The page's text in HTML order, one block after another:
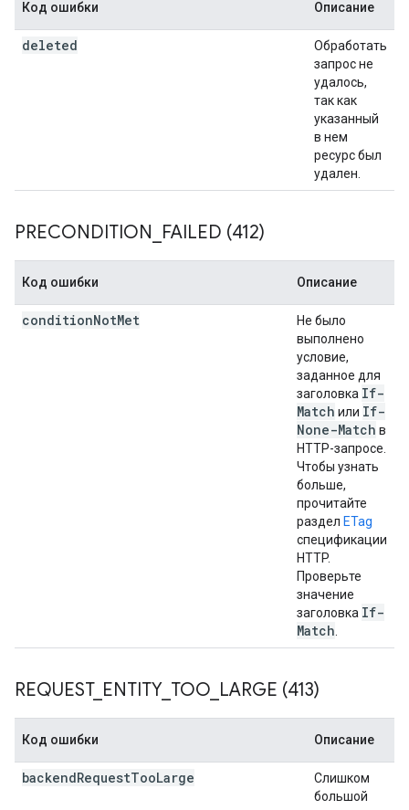
Код ошибки Описание
deleted
Обработать
запрос не
удалось,
так как
указанный
в нем
ресурс был
удален.
PRECONDITION FAILED (412)
Код ошибки Описание
conditionNotMet
Не было
выполнено
условие,
заданное для
заголовка If-
Match или If-
None-Match в
HTTP-запросе.
Чтобы узнать
больше,
прочитайте
раздел ETag
спецификации
HTTP.
Проверьте
значение
заголовка If-
Match
REQUEST_ ENTITY_ TOO LARGE (413)
Код ошибки Описание
backendRequestTooLarge
Слишком
большой